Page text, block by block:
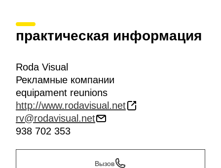
практическая информация
Roda Visual
Рекламные компании
equipament reunions
http://www.rodavisual.net
rv@rodavisual.net
938 702 353
Вызов